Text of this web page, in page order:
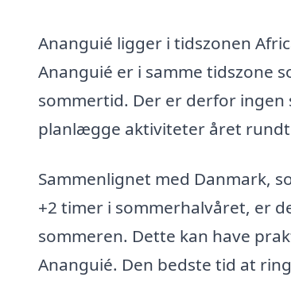
Ananguié ligger i tidszonen
Ananguié er i samme tidszone
sommertid. Der er derfor
planlægge aktiviteter året
Sammenlignet med Danmark,
+2 timer i sommerhalvåret, er
sommeren. Dette kan have
Ananguié. Den bedste tid at